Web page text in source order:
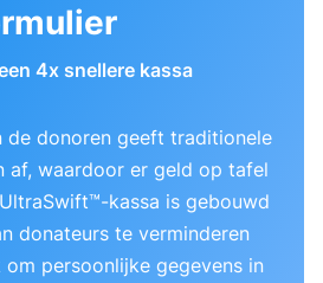
4x snellere kassa
de donoren geeft traditionele
af, waardoor er geld op tafel
kassa is gebouwd
donateurs te verminderen
persoonlijke gegevens in